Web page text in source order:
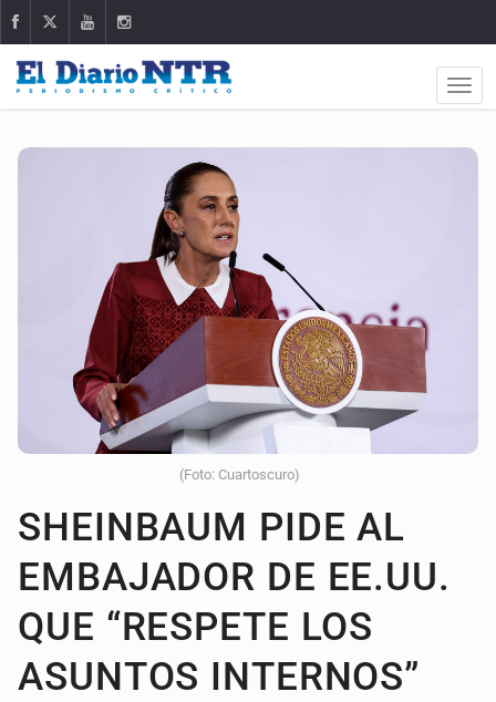
(Foto: Cuartoscuro)
SHEINBAUM PIDE AL
EMBAJADOR DE EE.UU.
QUE “RESPETE LOS
ASUNTOS INTERNOS”